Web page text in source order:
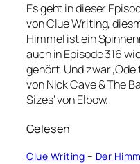
Es geht in dieser
von Clue Writing,
Himmel ist ein
auch in Episode 316
gehört. Und zwar ‚Ode
von Nick Cave & The
Sizes‘ von Elbow.
Gelesen
Clue Writing – Der